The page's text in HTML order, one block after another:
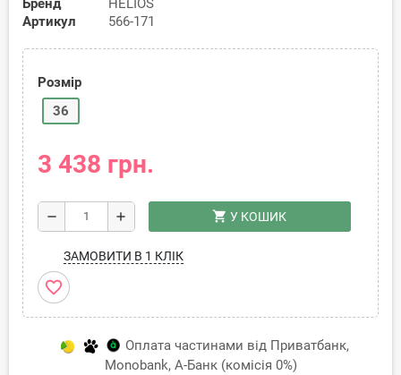
Бренд
HELIOS
Артикул
566-171
Розмір
36
3 438 грн.
remove add shopping_cart У КОШИК
ЗАМОВИТИ В 1 КЛІК
favorite_border
Оплата частинами від Приватбанк,
Monobank, А-Банк (комісія 0%)